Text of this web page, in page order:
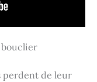
perdent de leur